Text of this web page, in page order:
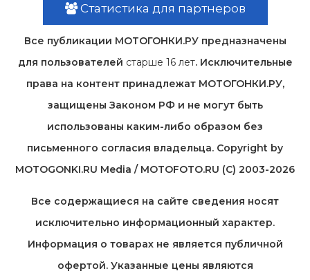
Статистика для партнеров
Все публикации МОТОГОНКИ.РУ предназначены
для пользователей старше 16 лет. Исключительные
права на контент принадлежат МОТОГОНКИ.РУ,
защищены Законом РФ и не могут быть
использованы каким-либо образом без
письменного согласия владельца. Copyright by
MOTOGONKI.RU Media / MOTOFOTO.RU (C) 2003-2026
Все содержащиеся на cайте сведения носят
исключительно информационный характер.
Информация о товарах не является публичной
офертой. Указанные цены являются